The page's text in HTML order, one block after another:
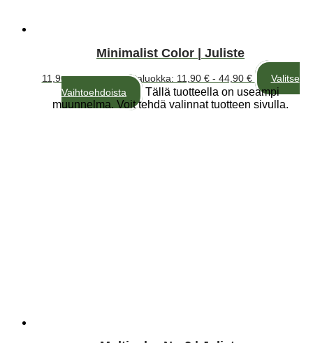
Minimalist Color | Juliste
11,90€ – 44,90€Hintaluokka: 11,90 € - 44,90 €
Valitse
Vaihtoehdoista
Tällä tuotteella on useampi
muunnelma. Voit tehdä valinnat tuotteen sivulla.